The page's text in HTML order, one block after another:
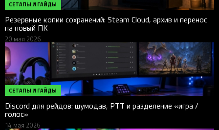
СЕТАПЫ И ГАЙДЫ
Резервные копии сохранений: Steam Cloud, архив и перенос
на новый ПК
20 мая 2026
СЕТАПЫ И ГАЙДЫ
Discord для рейдов: шумодав, PTT и разделение «игра /
голос»
14 мая 2026